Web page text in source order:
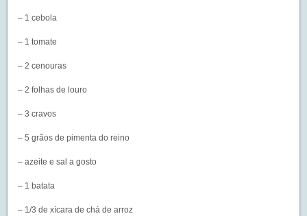
– 1 cebola
– 1 tomate
– 2 cenouras
– 2 folhas de louro
– 3 cravos
– 5 grãos de pimenta do reino
– azeite e sal a gosto
– 1 batata
– 1/3 de xícara de chá de arroz